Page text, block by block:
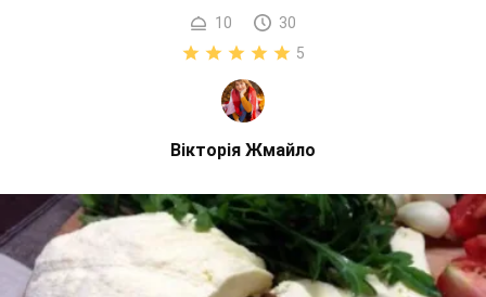
10
30
5
Вікторія Жмайло